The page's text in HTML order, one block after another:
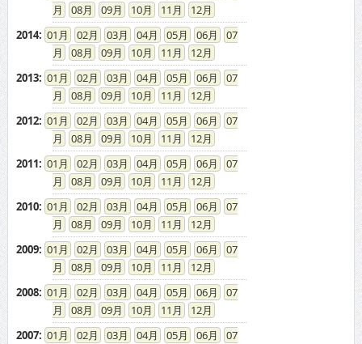
08
09 10 11
12
2014: 01 02 03 04 05 06
07
08
09 10 11
12
2013: 01 02 03 04 05 06
07
08
09 10 11
12
2012: 01 02 03 04 05 06
07
08
09 10 11
12
2011: 01 02 03 04 05 06
07
08
09 10 11
12
2010: 01 02 03 04 05 06
07
08
09 10 11
12
2009: 01 02 03 04 05 06
07
08
09 10 11
12
2008: 01 02 03 04 05 06
07
08
09 10 11
12
2007: 01 02 03 04 05 06
07